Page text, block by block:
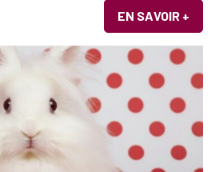
EN SAVOIR +